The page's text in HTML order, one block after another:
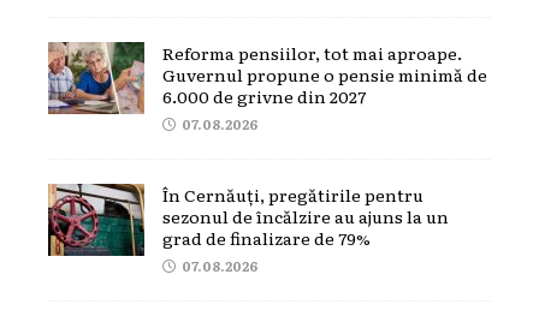
Reforma pensiilor, tot mai aproape.
Guvernul propune o pensie minimă de
6.000 de grivne din 2027
07.08.2026
În Cernăuți, pregătirile pentru
sezonul de încălzire au ajuns la un
grad de finalizare de 79%
07.08.2026